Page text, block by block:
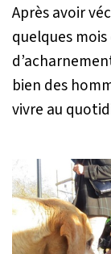
Après avoir
quelques
bien des
vivre au